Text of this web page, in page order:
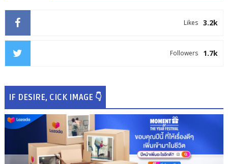
3.2k
Likes
1.7k
Followers
IF DESIRE, CICK IMAGE 👇